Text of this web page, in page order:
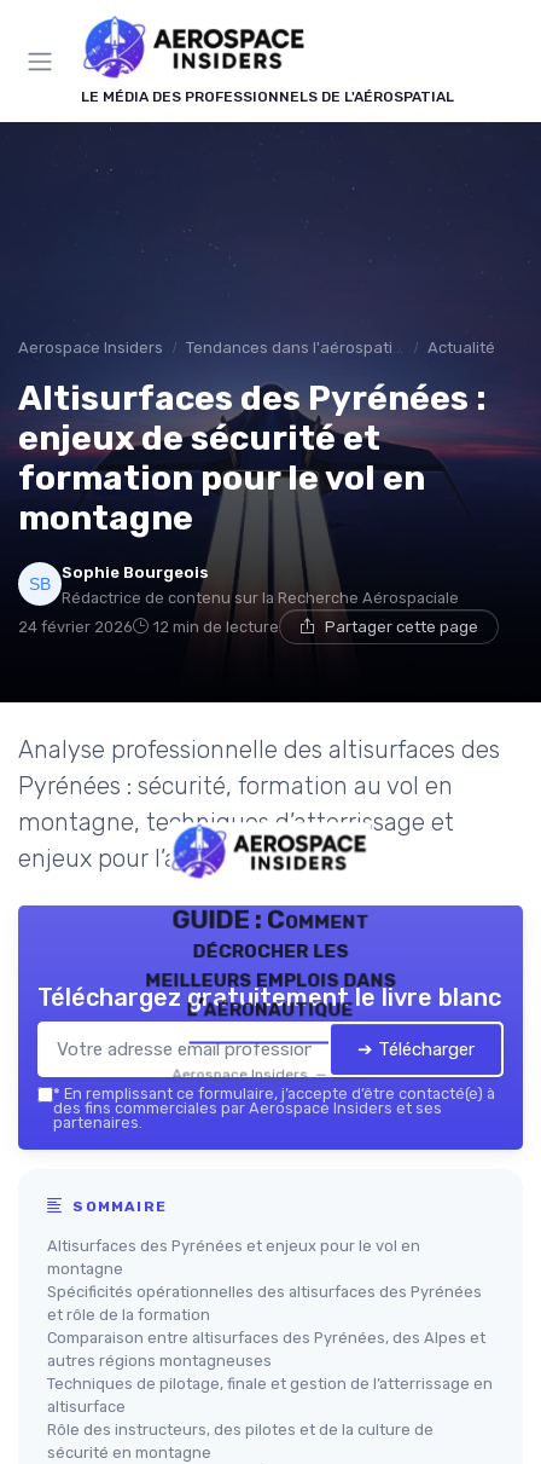
LE MÉDIA DES PROFESSIONNELS DE L'AÉROSPATIAL
Aerospace Insiders Tendances dans l'aérospatial Actualité
Altisurfaces des Pyrénées :
enjeux de sécurité et
formation pour le vol en
montagne
Sophie Bourgeois
Rédactrice de contenu sur la Recherche Aérospaciale
24 février 2026
12 min de lecture Partager cette page
Analyse professionnelle des altisurfaces des
Pyrénées : sécurité, formation au vol en
montagne, techniques d’atterrissage et
enjeux pour l’aviation légère.
GUIDE : Comment
décrocher les
meilleurs emplois dans
l’aéronautique
Aerospace Insiders — 2026
Téléchargez gratuitement le livre blanc
➔ Télécharger
* En remplissant ce formulaire, j’accepte d’être contacté(e) à
des fins commerciales par Aerospace Insiders et ses
partenaires.
SOMMAIRE
Altisurfaces des Pyrénées et enjeux pour le vol en
montagne
Spécificités opérationnelles des altisurfaces des Pyrénées
et rôle de la formation
Comparaison entre altisurfaces des Pyrénées, des Alpes et
autres régions montagneuses
Techniques de pilotage, finale et gestion de l’atterrissage en
altisurface
Rôle des instructeurs, des pilotes et de la culture de
sécurité en montagne
Panneau de gestion des cookies